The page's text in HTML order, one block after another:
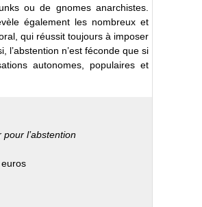
ou de gnomes anarchistes.
également les nombreux et
qui réussit toujours à imposer
l’abstention n’est féconde que si
autonomes, populaires et
l’abstention